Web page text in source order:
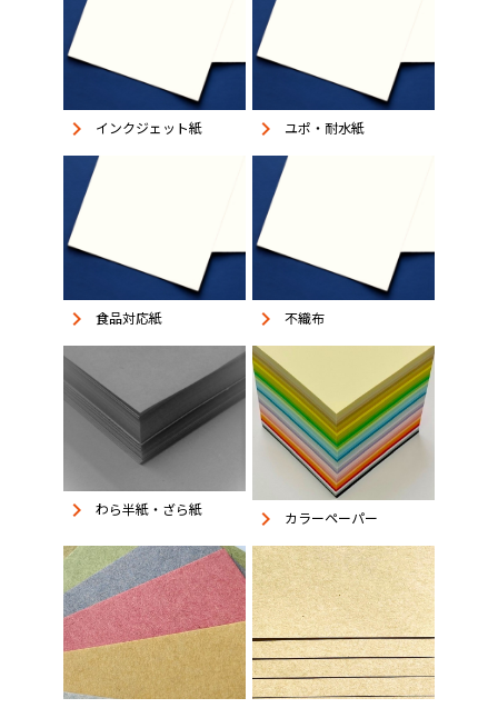
keyboard_arrow_right インクジェット紙 keyboard_arrow_right ユポ・耐水紙
keyboard_arrow_right 食品対応紙 keyboard_arrow_right 不織布
keyboard_arrow_right わら半紙・ざら紙 keyboard_arrow_right カラーペーパー